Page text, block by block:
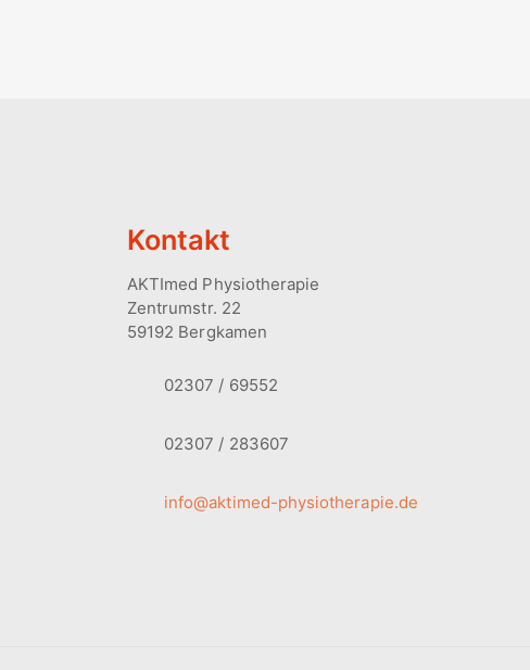
Kontakt
AKTImed Physiotherapie
Zentrumstr. 22
59192 Bergkamen
02307 / 69552
02307 / 283607
info@aktimed-physiotherapie.de